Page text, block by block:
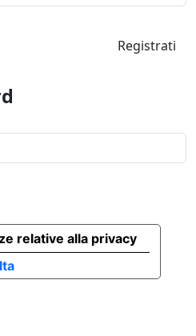
Registrati
relative alla privacy